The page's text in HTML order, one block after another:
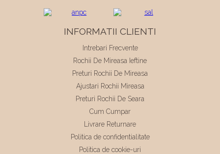
INFORMATII CLIENTI
Intrebari Frecvente
Rochii De Mireasa Ieftine
Preturi Rochii De Mireasa
Ajustari Rochii Mireasa
Preturi Rochii De Seara
Cum Cumpar
Livrare Returnare
Politica de confidentialitate
Politica de cookie-uri